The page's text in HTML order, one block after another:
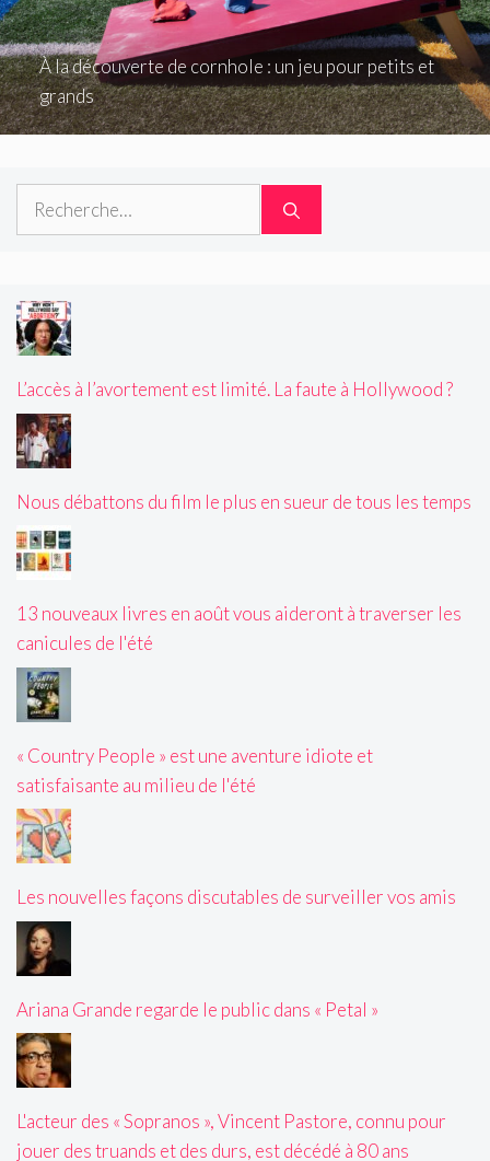
À la découverte de cornhole : un jeu pour petits et
grands
Rechercher :
L’accès à l’avortement est limité. La faute à Hollywood ?
Nous débattons du film le plus en sueur de tous les temps
13 nouveaux livres en août vous aideront à traverser les
canicules de l'été
« Country People » est une aventure idiote et
satisfaisante au milieu de l'été
Les nouvelles façons discutables de surveiller vos amis
Ariana Grande regarde le public dans « Petal »
L'acteur des « Sopranos », Vincent Pastore, connu pour
jouer des truands et des durs, est décédé à 80 ans